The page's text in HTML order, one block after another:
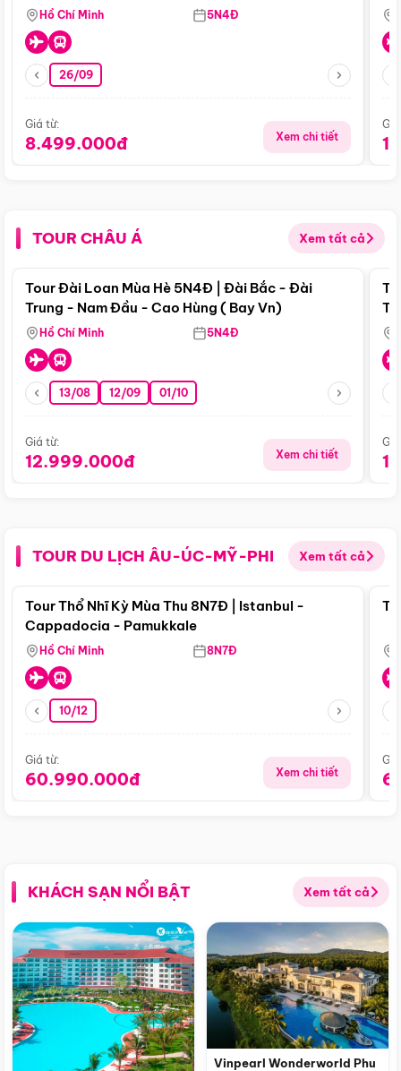
Hồ Chí Minh 5N4Đ
26/09
Giá từ:
8.499.000đ Xem chi tiết
TOUR CHÂU Á Xem tất cả
Điểm nổi bật
Tour Đài Loan Mùa Hè 5N4Đ | Đài Bắc - Đài
Trung - Nam Đầu - Cao Hùng ( Bay Vn)
Hồ Chí Minh 5N4Đ
13/08 12/09 01/10
Giá từ:
12.999.000đ Xem chi tiết
TOUR DU LỊCH ÂU-ÚC-MỸ-PHI Xem tất cả
Điểm nổi bật
Tour Thổ Nhĩ Kỳ Mùa Thu 8N7Đ | Istanbul -
Cappadocia - Pamukkale
Hồ Chí Minh 8N7Đ
10/12
Giá từ:
60.990.000đ Xem chi tiết
KHÁCH SẠN NỔI BẬT Xem tất cả
Vinpearl Wonderworld Phu